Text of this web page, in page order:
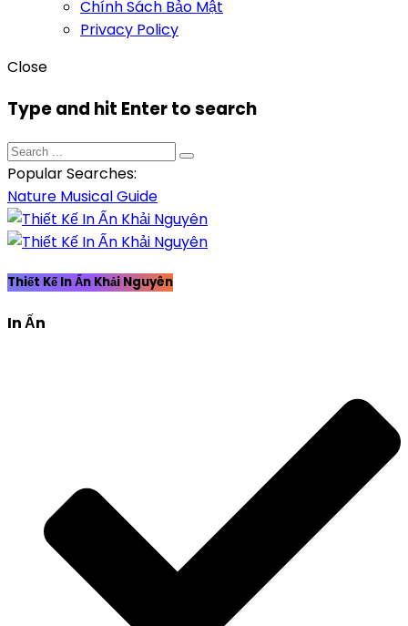
Chính Sách Bảo Mật
Privacy Policy
Close
Type and hit Enter to search
Popular Searches:
Nature MusicalGuide
Thiết Kế In Ấn Khải Nguyên
In Ấn